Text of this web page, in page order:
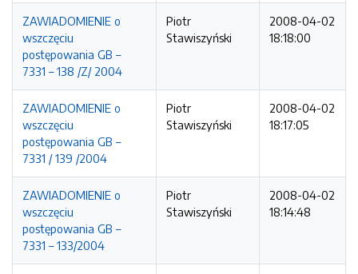
ZAWIADOMIENIE o
wszczęciu
postępowania GB –
7331 – 138 /Z/ 2004
Piotr
Stawiszyński
2008-04-02
18:18:00
ZAWIADOMIENIE o
wszczęciu
postępowania GB –
7331 / 139 /2004
Piotr
Stawiszyński
2008-04-02
18:17:05
ZAWIADOMIENIE o
wszczęciu
postępowania GB –
7331 – 133/2004
Piotr
Stawiszyński
2008-04-02
18:14:48